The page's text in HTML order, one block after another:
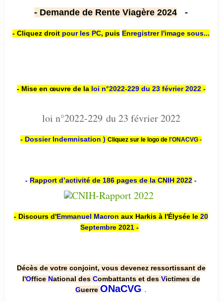
- Demande de Rente Viagère 2024 -
- Cliquez droit pour les PC, puis Enregistrer l'image sous...
- Mise en œuvre de la loi n°2022-229 du 23 février 2022 -
loi n°2022-229 du 23 février 2022
- Dossier Indemnisation ) Cliquez sur le logo de l'ONACVG -
- Rapport d’activité de 186 pages de la CNIH 2022 -
- Discours d'Emmanuel Macron aux Harkis à l'Élysée le 20
Septembre 2021 -
Décès de votre conjoint, vous devenez ressortissant de
l'Office National des Combattants et des Victimes de
Guerre ONaCVG .